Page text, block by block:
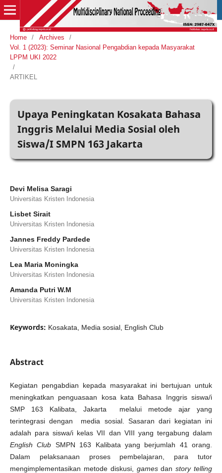
Home / Archives
/
Vol. 1 (2023): Seminar Nasional Pengabdian kepada Masyarakat
LPPM UKI 2022
/
ARTIKEL
Upaya Peningkatan Kosakata Bahasa
Inggris Melalui Media Sosial oleh
Siswa/I SMPN 163 Jakarta
Devi Melisa Saragi
Universitas Kristen Indonesia
Lisbet Sirait
Universitas Kristen Indonesia
Jannes Freddy Pardede
Universitas Kristen Indonesia
Lea Maria Moningka
Universitas Kristen Indonesia
Amanda Putri W.M
Universitas Kristen Indonesia
Keywords: Kosakata, Media sosial, English Club
Abstract
Kegiatan pengabdian kepada masyarakat ini bertujuan untuk
meningkatkan penguasaan kosa kata Bahasa Inggris siswa/i
SMP 163 Kalibata, Jakarta melalui metode ajar yang
terintegrasi dengan media sosial. Sasaran dari kegiatan ini
adalah para siswa/i kelas VII dan VIII yang tergabung dalam
English Club SMPN 163 Kalibata yang berjumlah 41 orang.
Dalam pelaksanaan proses pembelajaran, para tutor
mengimplementasikan metode diskusi, gamesdanstory telling